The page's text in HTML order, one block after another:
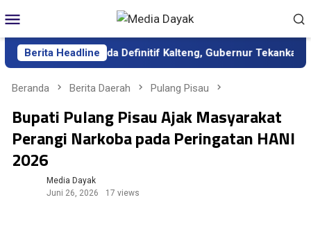
ke
kontenMobile
Berita Headline
sebagai Sekda Definitif Kalteng, Gubernur Tekankan Kerja
Beranda Berita Daerah Pulang Pisau
Bupati Pulang Pisau Ajak Masyarakat
Perangi Narkoba pada Peringatan HANI
2026
Media Dayak
Juni 26, 2026
17 views